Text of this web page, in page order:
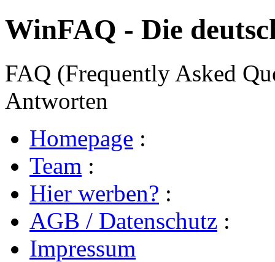
WinFAQ - Die
FAQ (Frequently Asked
Antworten
Homepage :
Team :
Hier werben? :
AGB / Datenschutz :
Impressum